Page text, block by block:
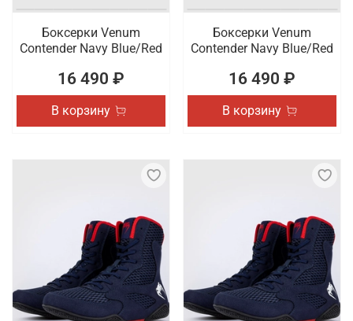
Боксерки Venum
Contender Navy Blue/Red
16 490 ₽
В корзину
Боксерки Venum
Contender Navy Blue/Red
16 490 ₽
В корзину